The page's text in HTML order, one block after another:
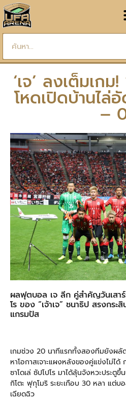
‘เจ’ ลงเต็มเกม!
โหดเปิดบ้านไล่อั
–
ผลฟุตบอล เจ ลีก คู่สำคัญวันเสาร์
โร ของ “เจ้าเจ” ชนาธิป สรงกร
แกรมปัส
เกมช่วง 20 นาทีแรกทั้งสองทีมยังผลั
หาโอกาสเจาะแผงหลังของคู่แข่งไม่ไ
ซาโดเล่ ซัปโปโร มาได้ลุ้นจังหวะประตู
กิโตะ ฟุกุโมริ ระยะเกือบ 30 หลา แต่
เฉียดฉิว